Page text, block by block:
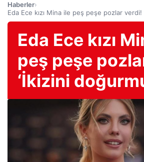
Haberler›
Eda Ece kızı Mina ile peş peşe pozlar verdi!
Eda Ece kızı
peş peşe
‘İkizini